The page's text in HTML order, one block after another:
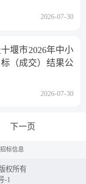
2026-07-30
堰市2026年中小
（成交）结果公
2026-07-30
下一页
标信息
权所有
-1